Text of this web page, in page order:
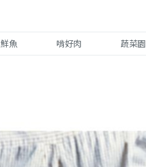
魚 啃好肉 蔬菜園